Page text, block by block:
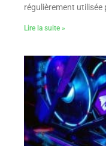
régulièrement utilisée
Lire la suite »